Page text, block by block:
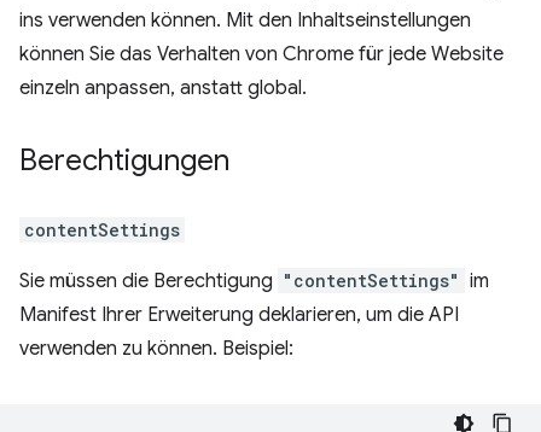
ins verwenden können. Mit den Inhaltseinstellungen
können Sie das Verhalten von Chrome für jede Website
einzeln anpassen, anstatt global.
Berechtigungen
contentSettings
Sie müssen die Berechtigung "contentSettings" im
Manifest Ihrer Erweiterung deklarieren, um die API
verwenden zu können. Beispiel: